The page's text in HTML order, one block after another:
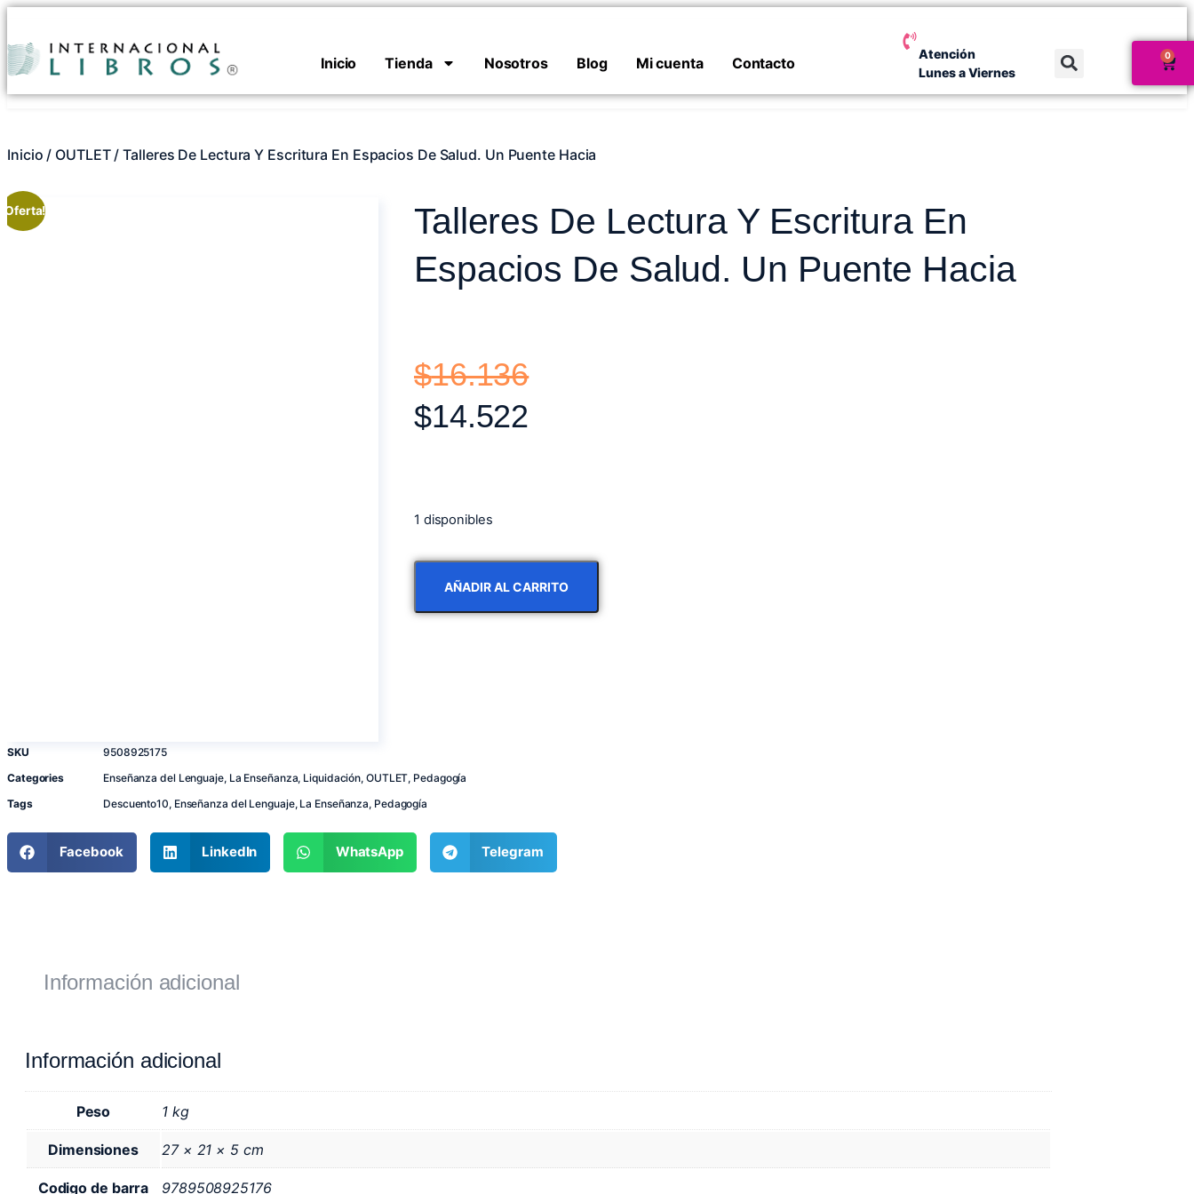
Inicio Tienda Nosotros Blog Mi cuenta Contacto
Atención
Lunes a Viernes
0
Inicio / OUTLET/ Talleres De Lectura Y Escritura En Espacios De Salud. Un Puente Hacia
¡Oferta!
Talleres De Lectura Y Escritura En
Espacios De Salud. Un Puente Hacia
$16.136
$14.522
1 disponibles
AÑADIR AL CARRITO
SKU
9508925175
Categories
Enseñanza del Lenguaje, La Enseñanza, Liquidación, OUTLET, Pedagogía
Tags
Descuento10, Enseñanza del Lenguaje, La Enseñanza, Pedagogía
Facebook LinkedIn WhatsApp Telegram
Información adicional
Información adicional
Peso 1 kg
Dimensiones 27 × 21 × 5 cm
Codigo de barra 9789508925176